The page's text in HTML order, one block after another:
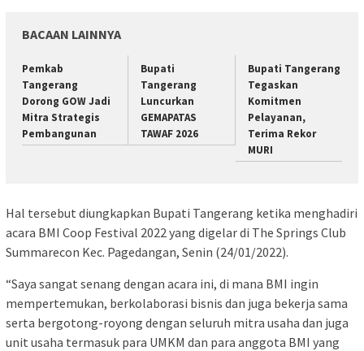
BACAAN LAINNYA
Pemkab
Tangerang
Dorong GOW Jadi
Mitra Strategis
Pembangunan
Bupati
Tangerang
Luncurkan
GEMAPATAS
TAWAF 2026
Bupati Tangerang
Tegaskan
Komitmen
Pelayanan,
Terima Rekor
MURI
Hal tersebut diungkapkan Bupati Tangerang ketika menghadiri
acara BMI Coop Festival 2022 yang digelar di The Springs Club
Summarecon Kec. Pagedangan, Senin (24/01/2022).
“Saya sangat senang dengan acara ini, di mana BMI ingin
mempertemukan, berkolaborasi bisnis dan juga bekerja sama
serta bergotong-royong dengan seluruh mitra usaha dan juga
unit usaha termasuk para UMKM dan para anggota BMI yang